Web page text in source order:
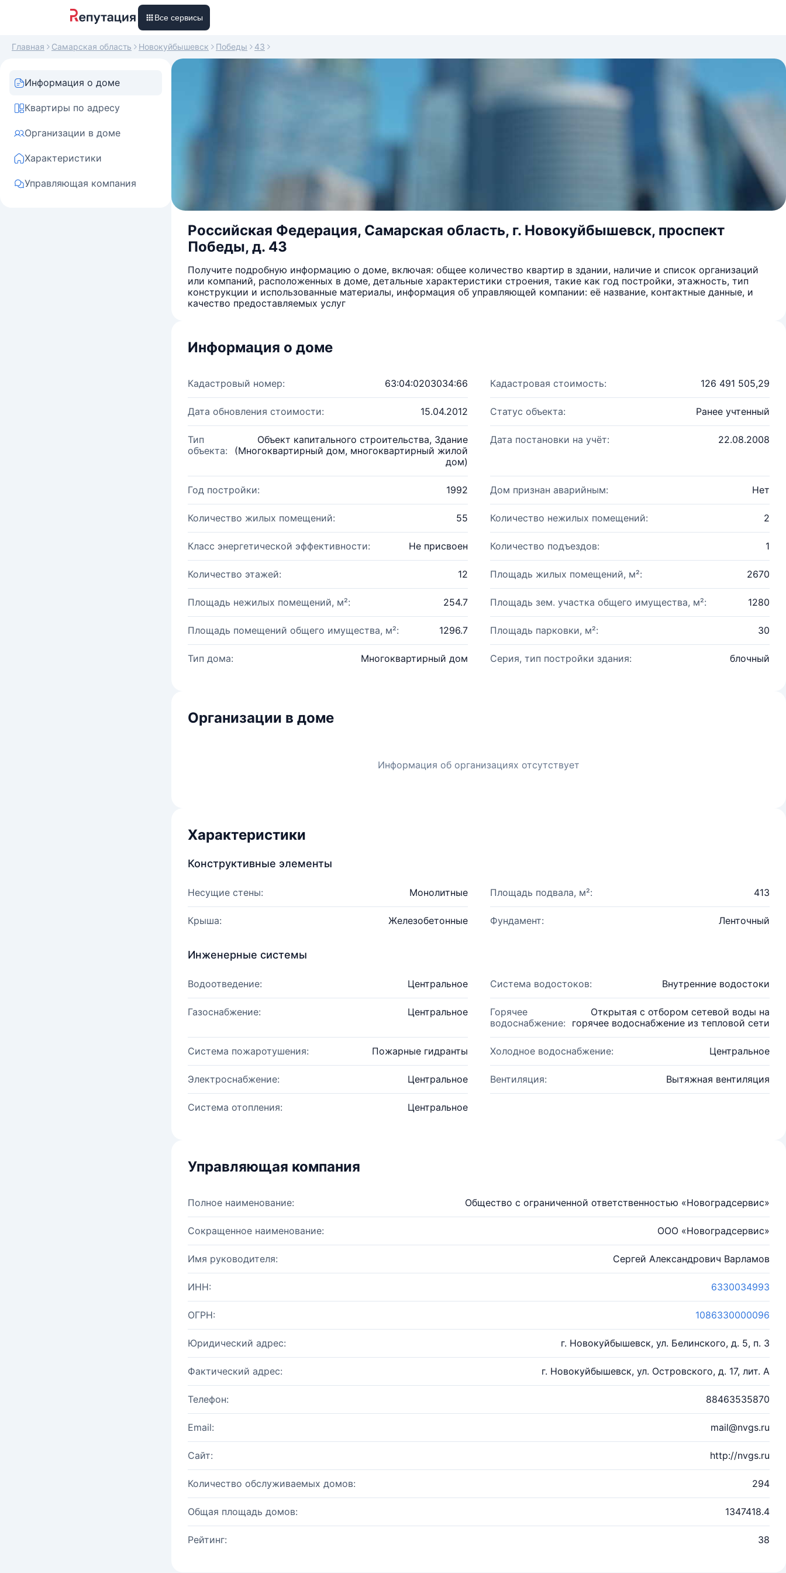
Все сервисы
Главная Самарская область Новокуйбышевск Победы 43
Информация о доме
Квартиры по адресу
Организации в доме
Характеристики
Управляющая компания
Российская Федерация, Самарская область, г. Новокуйбышевск, проспект
Победы, д. 43
Получите подробную информацию о доме, включая: общее количество квартир в здании, наличие и список организаций
или компаний, расположенных в доме, детальные характеристики строения, такие как год постройки, этажность, тип
конструкции и использованные материалы, информация об управляющей компании: её название, контактные данные, и
качество предоставляемых услуг
Информация о доме
Кадастровый номер: 63:04:0203034:66 Кадастровая стоимость: 126 491 505,29
Дата обновления стоимости: 15.04.2012 Статус объекта: Ранее учтенный
Тип
объекта:
Объект капитального строительства, Здание
(Многоквартирный дом, многоквартирный жилой
дом)
Дата постановки на учёт: 22.08.2008
Год постройки: 1992 Дом признан аварийным: Нет
Количество жилых помещений: 55 Количество нежилых помещений: 2
Класс энергетической эффективности: Не присвоен Количество подъездов: 1
Количество этажей: 12 Площадь жилых помещений, м²: 2670
Площадь нежилых помещений, м²: 254.7 Площадь зем. участка общего имущества, м²: 1280
Площадь помещений общего имущества, м²: 1296.7 Площадь парковки, м²: 30
Тип дома: Многоквартирный дом Серия, тип постройки здания: блочный
Организации в доме
Информация об организациях отсутствует
Характеристики
Конструктивные элементы
Несущие стены: Монолитные Площадь подвала, м²: 413
Крыша: Железобетонные Фундамент: Ленточный
Инженерные системы
Водоотведение: Центральное Система водостоков: Внутренние водостоки
Газоснабжение: Центральное
Горячее
водоснабжение:
Открытая с отбором сетевой воды на
горячее водоснабжение из тепловой сети
Система пожаротушения: Пожарные гидранты Холодное водоснабжение: Центральное
Электроснабжение: Центральное Вентиляция: Вытяжная вентиляция
Система отопления: Центральное
Управляющая компания
Полное наименование: Общество с ограниченной ответственностью «Новоградсервис»
Сокращенное наименование: ООО «Новоградсервис»
Имя руководителя: Сергей Александрович Варламов
ИНН: 6330034993
ОГРН: 1086330000096
Юридический адрес: г. Новокуйбышевск, ул. Белинского, д. 5, п. 3
Фактический адрес: г. Новокуйбышевск, ул. Островского, д. 17, лит. А
Телефон: 88463535870
Email: mail@nvgs.ru
Сайт: http://nvgs.ru
Количество обслуживаемых домов: 294
Общая площадь домов: 1347418.4
Рейтинг: 38